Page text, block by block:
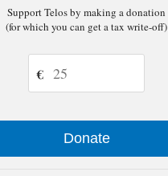
Support Telos by making a donation
(for which you can get a tax write-off)
€
Donate